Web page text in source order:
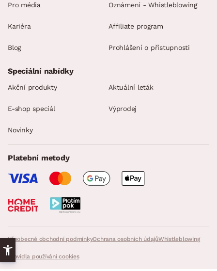
Pro média
Kariéra
Blog
Oznámení - Whistleblowing
Affiliate program
Prohlášení o přístupnosti
Všeobecné obchodní podmínkyOchrana osobních údajůWhistleblowing
Pravidla používání cookies
Speciální nabídky
Akční produkty Aktuální leták
E-shop speciál Výprodej
Novinky
Platební metody